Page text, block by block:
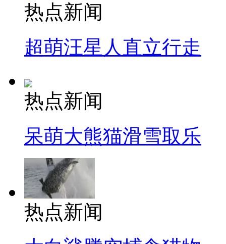
热点新闻
超萌汪星人直立行走
热点新闻
呆萌大熊猫滑雪取乐
热点新闻